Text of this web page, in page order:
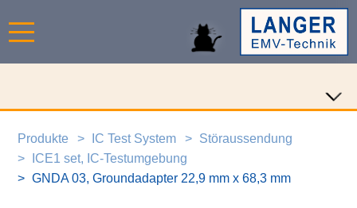
Produkte IC Test System
Störaussendung
ICE1 set, IC-Testumgebung
GNDA 03, Groundadapter 22,9 mm x 68,3 mm